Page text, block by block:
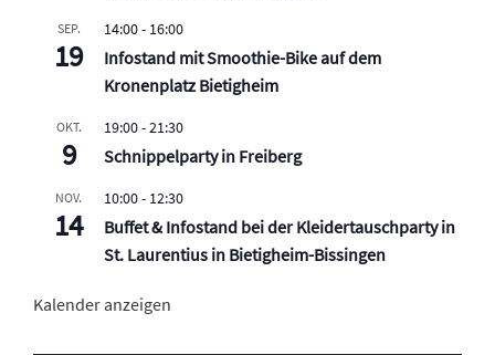
SEP.
19
14:00- 16:00
Infostand mit Smoothie-Bike auf dem
Kronenplatz Bietigheim
OKT.
9
19:00-21:30
Schnippelparty in Freiberg
NOV.
14
10:00- 12:30
Buffet & Infostand bei der Kleidertauschparty in
St. Laurentius in Bietigheim-Bissingen
Kalender anzeigen